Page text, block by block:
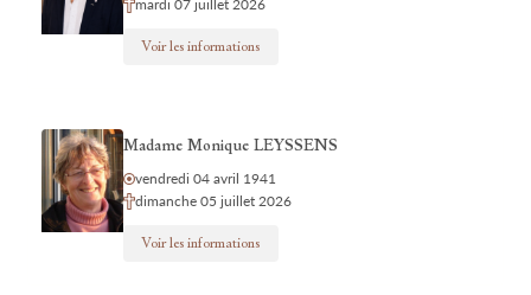
mardi 07 juillet 2026
Voir les informations
Madame Monique LEYSSENS
vendredi 04 avril 1941
dimanche 05 juillet 2026
Voir les informations